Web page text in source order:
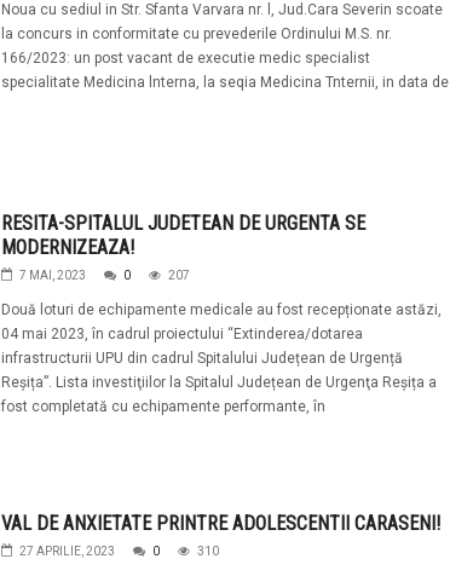
Noua cu sediul in Str. Sfanta Varvara nr. l, Jud.Cara Severin scoate
la concurs in conformitate cu prevederile Ordinului M.S. nr.
166/2023: un post vacant de executie medic specialist
specialitate Medicina lnterna, la seqia Medicina Tnternii, in data de
RESITA-SPITALUL JUDETEAN DE URGENTA SE
MODERNIZEAZA!
7 MAI, 2023 0 207
Două loturi de echipamente medicale au fost recepționate astăzi,
04 mai 2023, în cadrul proiectului “Extinderea/dotarea
infrastructurii UPU din cadrul Spitalului Județean de Urgență
Reșița”. Lista investiţiilor la Spitalul Județean de Urgenţa Reșița a
fost completată cu echipamente performante, în
VAL DE ANXIETATE PRINTRE ADOLESCENTII CARASENI!
27 APRILIE, 2023 0 310